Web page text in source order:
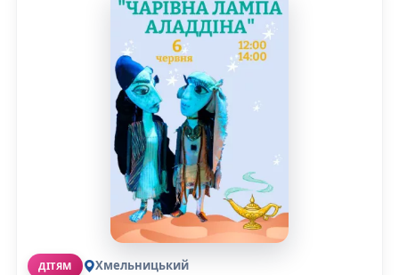
ДІТЯМ Хмельницький